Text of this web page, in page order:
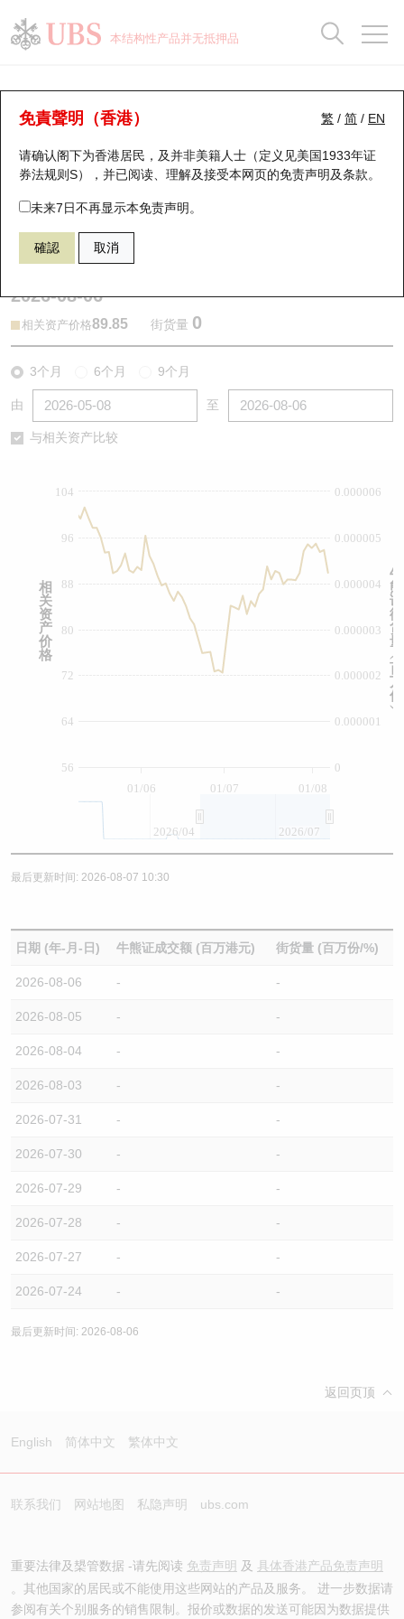
本结构性产品并无抵押品
繁 / 简 / EN
免責聲明（香港）
请确认阁下为香港居民，及并非美籍人士（定义见美国1933年证
券法规则S），并已阅读、理解及接受本网页的免责声明及条款。
未来7日不再显示本免责声明。
確認 取消
牛熊证分析仪
表现 街货统计 比较
56939 瑞银熊证 1211 比亚迪股份
2026-08-06
相关资产价格89.85 街货量 0
3个月 6个月 9个月
由 至
与相关资产比较
01/07
01/06 01/08
0
0.000001
0.000002
0.000003
0.000004
0.000005
0.000006
64
72
80
88
96
104
56
2026/04 2026/07
牛
熊
证
街
货
量
︵
百
万
份
︶
相
关
资
产
价
格
最后更新时间: 2026-08-07 10:30
日期 (年-月-日) 牛熊证成交额 (百万港元) 街货量 (百万份/%)
2026-08-06 - -
2026-08-05 - -
2026-08-04 - -
2026-08-03 - -
2026-07-31 - -
2026-07-30 - -
2026-07-29 - -
2026-07-28 - -
2026-07-27 - -
2026-07-24 - -
最后更新时间: 2026-08-06
返回页顶
English 简体中文 繁体中文
联系我们 网站地图 私隐声明 ubs.com
重要法律及槼管数据 -请先阅读 免责声明 及 具体香港产品免责声明
。其他国家的居民或不能使用这些网站的产品及服务。 进一步数据请
参阅有关个别服务的销售限制。报价或数据的发送可能因为数据提供
瑞银认股证一览
新发行瑞银认股证
即将到期认股证
认股证到期结算价查找
认股证分析仪
认股证/牛熊证日志
认股证文件及公告 (瑞信)
街货统计
比较
牛熊全景快搜
牛熊证搜寻
牛熊证街货分布图
正股牛熊证列表
新发行瑞银牛熊证
牛熊证到期结算价查找
牛熊证速算机
牛熊证文件及公告
牛熊证文件及公告 (瑞信)
街货统计
比较
十大升幅/跌幅
十大认股证成交分布
十天股证占大市成交
资金流
街货统计
正股分析仪
二十大活跃股份
恒指成份股
国指成份股
科指成份股
中资ETFs溢价比较
即市板块表现
收市竞价变化
持股比重
显示所有持股比重
每月轮证大市专题
轮证专栏
讲座及教育短片
认股证投资者教育
牛熊证投资者教育